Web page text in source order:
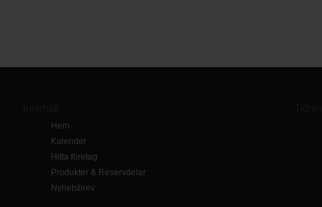
Hem
Kalender
Hitta företag
Produkter & Reservdelar
Nyhetsbrev